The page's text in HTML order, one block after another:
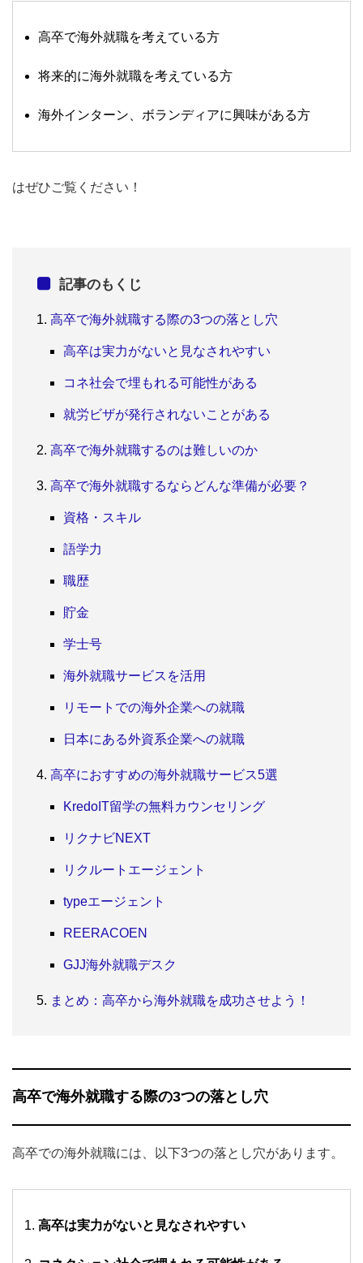
高卒で海外就職を考えている方
将来的に海外就職を考えている方
海外インターン、ボランディアに興味がある方
はぜひご覧ください！
記事のもくじ
高卒で海外就職する際の3つの落とし穴
高卒は実力がないと見なされやすい
コネ社会で埋もれる可能性がある
就労ビザが発行されないことがある
高卒で海外就職するのは難しいのか
高卒で海外就職するならどんな準備が必要？
資格・スキル
語学力
職歴
貯金
学士号
海外就職サービスを活用
リモートでの海外企業への就職
日本にある外資系企業への就職
高卒におすすめの海外就職サービス5選
KredoIT留学の無料カウンセリング
リクナビNEXT
リクルートエージェント
typeエージェント
REERACOEN
GJJ海外就職デスク
まとめ：高卒から海外就職を成功させよう！
高卒で海外就職する際の3つの落とし穴
高卒での海外就職には、以下3つの落とし穴があります。
高卒は実力がないと見なされやすい